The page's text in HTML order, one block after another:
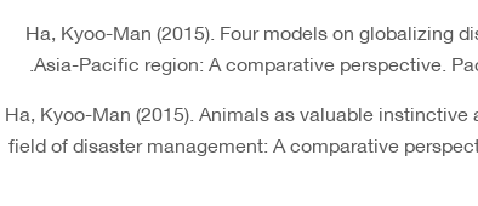
- Ha, Kyoo-Man (2015). Four models on globalizing
Asia-Pacific region: A comparative perspective.
- Ha, Kyoo-Man (2015). Animals as valuable
field of disaster management: A comparative